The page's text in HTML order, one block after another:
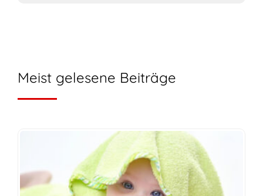
Meist gelesene Beiträge